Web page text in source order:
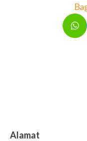
Alamat